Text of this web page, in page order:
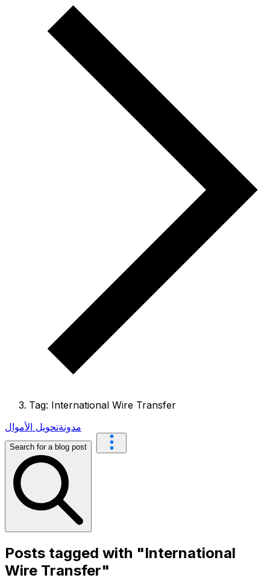
Tag: International Wire Transfer
مدونةتحويل الأموال
Search for a blog post
Posts tagged with "International
Wire Transfer"